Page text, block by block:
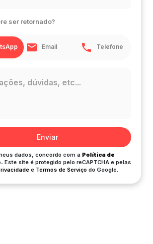
ser retornado?
Email Telefone
Enviar
dados, concordo com a Política de
Este site é protegido pelo reCAPTCHA e pelas
e Termos de Serviço do Google.